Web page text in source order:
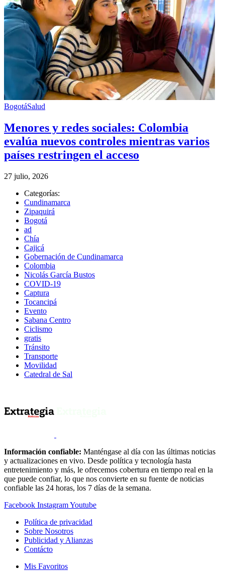
BogotáSalud
Menores y redes sociales: Colombia
evalúa nuevos controles mientras varios
países restringen el acceso
27 julio, 2026
Categorías:
Cundinamarca
Zipaquirá
Bogotá
ad
Chía
Cajicá
Gobernación de Cundinamarca
Colombia
Nicolás García Bustos
COVID-19
Captura
Tocancipá
Evento
Sabana Centro
Ciclismo
gratis
Tránsito
Transporte
Movilidad
Catedral de Sal
Información confiable: Manténgase al día con las últimas noticias
y actualizaciones en vivo. Desde política y tecnología hasta
entretenimiento y más, le ofrecemos cobertura en tiempo real en la
que puede confiar, lo que nos convierte en su fuente de noticias
confiable las 24 horas, los 7 días de la semana.
Facebook InstagramYoutube
Política de privacidad
Sobre Nosotros
Publicidad y Alianzas
Contácto
Mis Favoritos